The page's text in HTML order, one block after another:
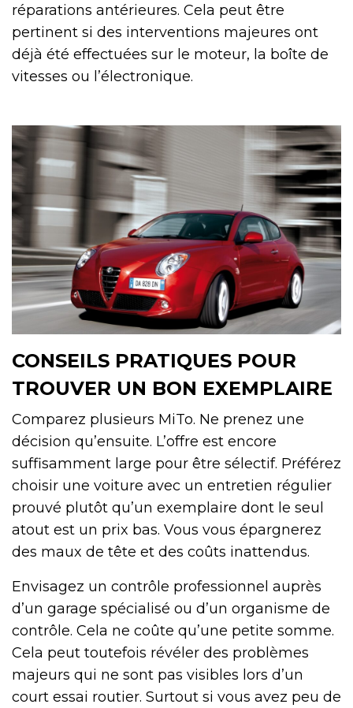
réparations antérieures. Cela peut être
pertinent si des interventions majeures ont
déjà été effectuées sur le moteur, la boîte de
vitesses ou l’électronique.
CONSEILS PRATIQUES POUR
TROUVER UN BON EXEMPLAIRE
Comparez plusieurs MiTo. Ne prenez une
décision qu’ensuite. L’offre est encore
suffisamment large pour être sélectif. Préférez
choisir une voiture avec un entretien régulier
prouvé plutôt qu’un exemplaire dont le seul
atout est un prix bas. Vous vous épargnerez
des maux de tête et des coûts inattendus.
Envisagez un contrôle professionnel auprès
d’un garage spécialisé ou d’un organisme de
contrôle. Cela ne coûte qu’une petite somme.
Cela peut toutefois révéler des problèmes
majeurs qui ne sont pas visibles lors d’un
court essai routier. Surtout si vous avez peu de